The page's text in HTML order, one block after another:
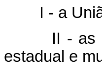
I - a União,
II - as
estadual e